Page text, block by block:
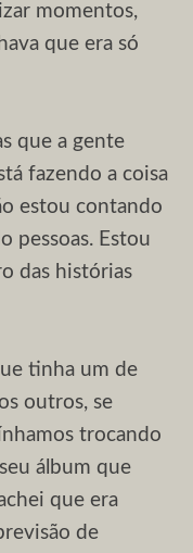
momentos,
que era só
que a gente
fazendo a coisa
estou contando
pessoas. Estou
das histórias
tinha um de
outros, se
trocando
álbum que
que era
de